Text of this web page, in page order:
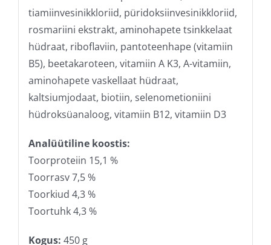
tiamiinvesinikkloriid, püridoksiinvesinikkloriid,
rosmariini ekstrakt, aminohapete tsinkkelaat
hüdraat, riboflaviin, pantoteenhape (vitamiin
B5), beetakaroteen, vitamiin A K3, A-vitamiin,
aminohapete vaskellaat hüdraat,
kaltsiumjodaat, biotiin, selenometioniini
hüdroksüanaloog, vitamiin B12, vitamiin D3
Analüütiline koostis:
Toorproteiin 15,1 %
Toorrasv 7,5 %
Toorkiud 4,3 %
Toortuhk 4,3 %
Kogus: 450 g